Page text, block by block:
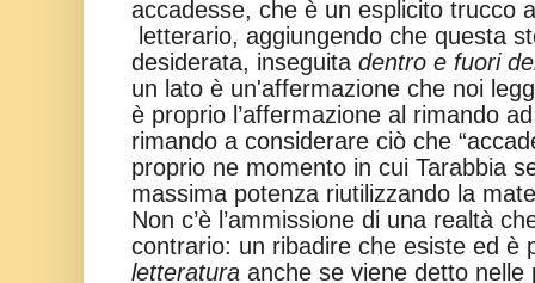
accadesse, che è un esplicito trucco
letterario, aggiungendo che questa
desiderata, inseguita dentro e fuori
un lato è un'affermazione che noi
è proprio l’affermazione al rimando
rimando a considerare ciò che
proprio ne momento in cui Tarabbia
massima potenza riutilizzando la
Non c’è l’ammissione di una realtà
contrario: un ribadire che esiste ed è
letteratura anche se viene detto nelle